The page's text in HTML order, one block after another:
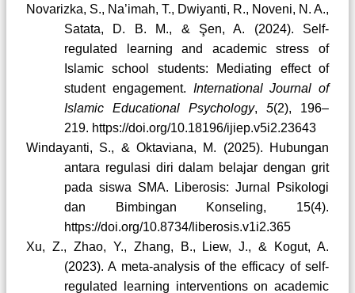
Novarizka, S., Na’imah, T., Dwiyanti, R., Noveni, N. A.,
Satata, D. B. M., & Şen, A. (2024). Self-
regulated learning and academic stress of
Islamic school students: Mediating effect of
student engagement. International Journal of
Islamic Educational Psychology, 5(2), 196–
219. https://doi.org/10.18196/ijiep.v5i2.23643
Windayanti, S., & Oktaviana, M. (2025). Hubungan
antara regulasi diri dalam belajar dengan grit
pada siswa SMA. Liberosis: Jurnal Psikologi
dan Bimbingan Konseling, 15(4).
https://doi.org/10.8734/liberosis.v1i2.365
Xu, Z., Zhao, Y., Zhang, B., Liew, J., & Kogut, A.
(2023). A meta-analysis of the efficacy of self-
regulated learning interventions on academic